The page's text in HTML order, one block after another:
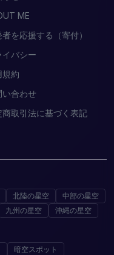
ME
者を応援する（寄付）
イバシー
規約
い合わせ
商取引法に基づく表記
北陸の星空
中部の星空
九州の星空 沖縄の星空
暗空スポット